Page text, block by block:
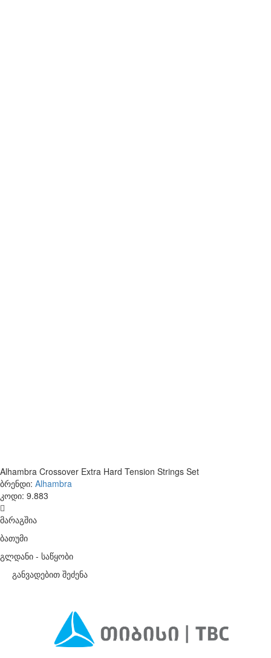
Alhambra Crossover Extra Hard Tension Strings Set
ბრენდი: Alhambra
კოდი: 9.883
მარაგშია
ბათუმი
გლდანი - საწყობი
განვადებით შეძენა